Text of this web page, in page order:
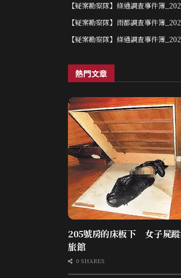
【疑案勘察隊】條通調查事件簿
【疑案勘察隊】雨都調查事件簿
【疑案勘察隊】條通調查事件簿
熱門文章
205號房的床板下 女子屍
旅館
0 SHARES